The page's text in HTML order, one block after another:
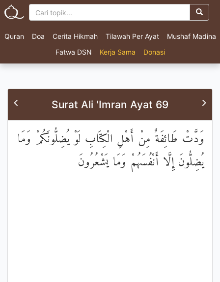
Quran Doa Cerita Hikmah Tilawah Per Ayat
Mushaf Madina
Fatwa DSN
Kerja Sama Donasi
Surat Ali 'Imran Ayat 69
وَدَّتْ طَائِفَةٌ مِنْ أَهْلِ الْكِتَابِ لَوْ يُضِلُّونَكُمْ وَمَا
يُضِلُّونَ إِلَّا أَنْفُسَهُمْ وَمَا يَشْعُرُونَ